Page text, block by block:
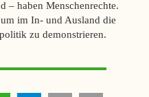
– haben Menschenrechte.
im In- und Ausland die
zu demonstrieren.